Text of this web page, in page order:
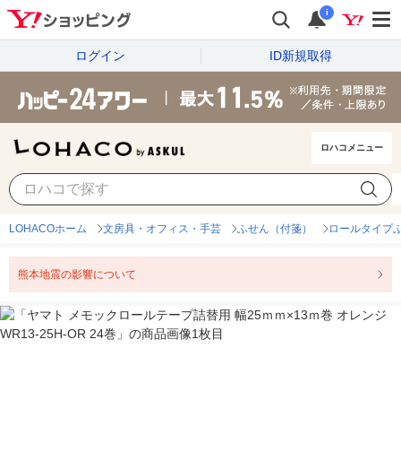
i
ログイン ID新規取得
ロハコメニュー
LOHACOホーム 文房具・オフィス・手芸 ふせん（付箋） ロールタイプ
熊本地震の影響について